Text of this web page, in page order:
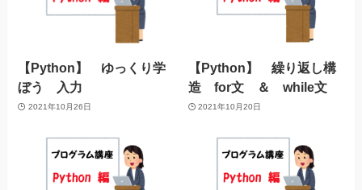
【Python】 ゆっくり学
ぼう 入力
2021年10月26日
【Python】 繰り返し構
造 for文 ＆ while文
2021年10月20日